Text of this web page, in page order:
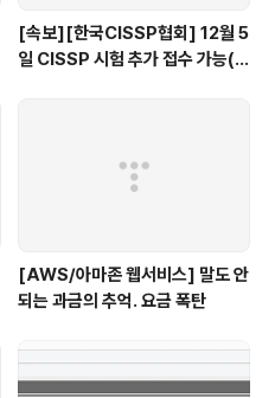
[속보][한국CISSP협회] 12월 5
일 CISSP 시험 추가 접수 가능(1
[AWS/아마존 웹서비스] 말도 안
되는 과금의 추억. 요금 폭탄